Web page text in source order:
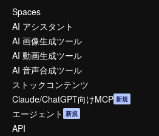
Spaces
AI アシスタント
AI 画像生成ツール
AI 動画生成ツール
AI 音声合成ツール
ストックコンテンツ
Claude/ChatGPT向けMCP 新規
エージェント 新規
API